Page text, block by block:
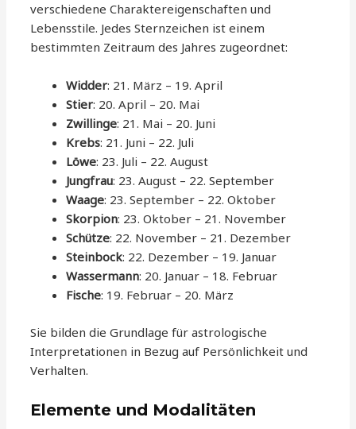
verschiedene Charaktereigenschaften und
Lebensstile. Jedes Sternzeichen ist einem
bestimmten Zeitraum des Jahres zugeordnet:
Widder: 21. März – 19. April
Stier: 20. April – 20. Mai
Zwillinge: 21. Mai – 20. Juni
Krebs: 21. Juni – 22. Juli
Löwe: 23. Juli – 22. August
Jungfrau: 23. August – 22. September
Waage: 23. September – 22. Oktober
Skorpion: 23. Oktober – 21. November
Schütze: 22. November – 21. Dezember
Steinbock: 22. Dezember – 19. Januar
Wassermann: 20. Januar – 18. Februar
Fische: 19. Februar – 20. März
Sie bilden die Grundlage für astrologische
Interpretationen in Bezug auf Persönlichkeit und
Verhalten.
Elemente und Modalitäten